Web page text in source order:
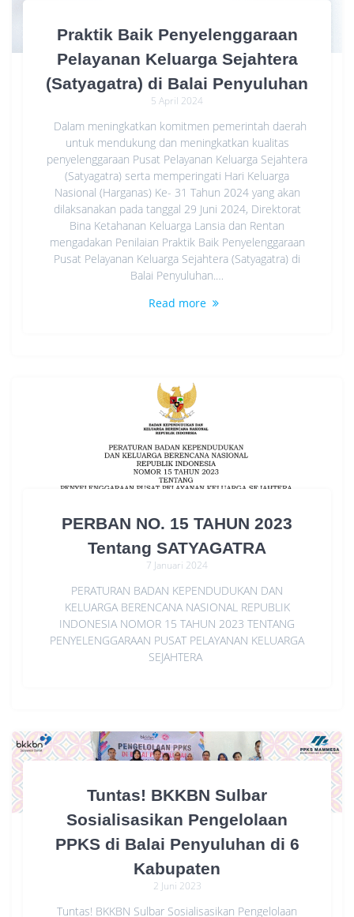
Praktik Baik Penyelenggaraan
Pelayanan Keluarga Sejahtera
(Satyagatra) di Balai Penyuluhan
5 April 2024
Dalam meningkatkan komitmen pemerintah daerah
untuk mendukung dan meningkatkan kualitas
penyelenggaraan Pusat Pelayanan Keluarga Sejahtera
(Satyagatra) serta memperingati Hari Keluarga
Nasional (Harganas) Ke- 31 Tahun 2024 yang akan
dilaksanakan pada tanggal 29 Juni 2024, Direktorat
Bina Ketahanan Keluarga Lansia dan Rentan
mengadakan Penilaian Praktik Baik Penyelenggaraan
Pusat Pelayanan Keluarga Sejahtera (Satyagatra) di
Balai Penyuluhan.…
Read more
PERBAN NO. 15 TAHUN 2023
Tentang SATYAGATRA
7 Januari 2024
PERATURAN BADAN KEPENDUDUKAN DAN
KELUARGA BERENCANA NASIONAL REPUBLIK
INDONESIA NOMOR 15 TAHUN 2023 TENTANG
PENYELENGGARAAN PUSAT PELAYANAN KELUARGA
SEJAHTERA
Tuntas! BKKBN Sulbar
Sosialisasikan Pengelolaan
PPKS di Balai Penyuluhan di 6
Kabupaten
2 Juni 2023
Tuntas! BKKBN Sulbar Sosialisasikan Pengelolaan